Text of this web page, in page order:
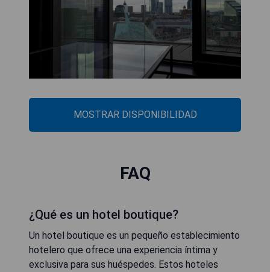
MOSTRAR DISPONIBILIDAD
FAQ
¿Qué es un hotel boutique?
Un hotel boutique es un pequeño establecimiento
hotelero que ofrece una experiencia íntima y
exclusiva para sus huéspedes. Estos hoteles